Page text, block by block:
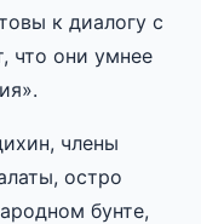
к диалогу с
что они умнее
члены
остро
бунте,